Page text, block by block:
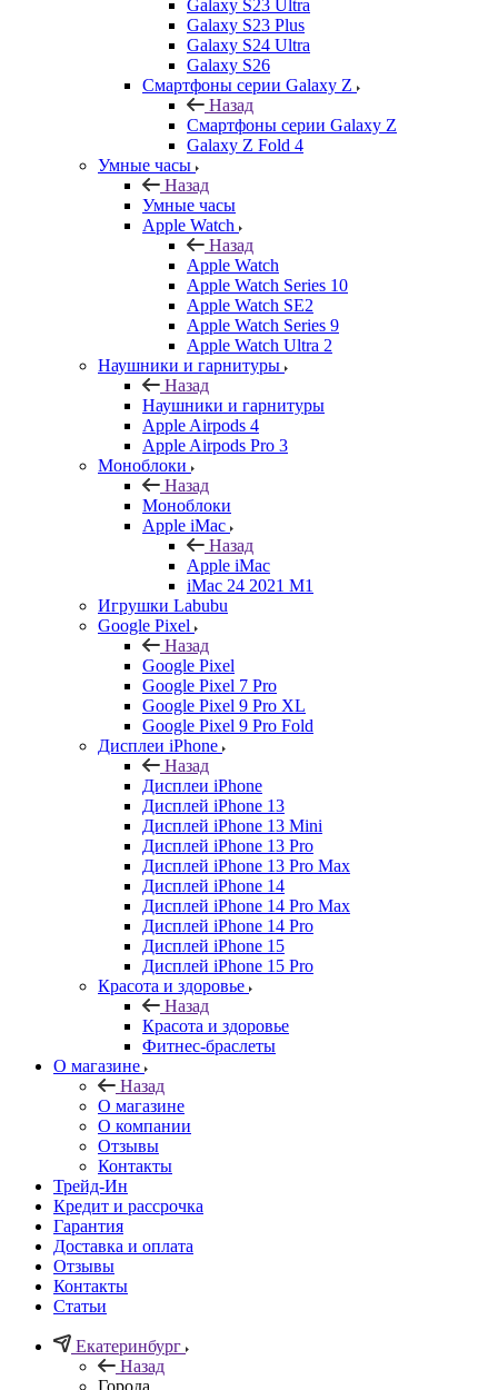
Galaxy S23 Ultra
Galaxy S23 Plus
Galaxy S24 Ultra
Galaxy S26
Смартфоны серии Galaxy Z
Назад
Смартфоны серии Galaxy Z
Galaxy Z Fold 4
Умные часы
Назад
Умные часы
Apple Watch
Назад
Apple Watch
Apple Watch Series 10
Apple Watch SE2
Apple Watch Series 9
Apple Watch Ultra 2
Наушники и гарнитуры
Назад
Наушники и гарнитуры
Apple Airpods 4
Apple Airpods Pro 3
Моноблоки
Назад
Моноблоки
Apple iMac
Назад
Apple iMac
iMac 24 2021 M1
Игрушки Labubu
Google Pixel
Назад
Google Pixel
Google Pixel 7 Pro
Google Pixel 9 Pro XL
Google Pixel 9 Pro Fold
Дисплеи iPhone
Назад
Дисплеи iPhone
Дисплей iPhone 13
Дисплей iPhone 13 Mini
Дисплей iPhone 13 Pro
Дисплей iPhone 13 Pro Max
Дисплей iPhone 14
Дисплей iPhone 14 Pro Max
Дисплей iPhone 14 Pro
Дисплей iPhone 15
Дисплей iPhone 15 Pro
Красота и здоровье
Назад
Красота и здоровье
Фитнес-браслеты
О магазине
Назад
О магазине
О компании
Отзывы
Контакты
Трейд-Ин
Кредит и рассрочка
Гарантия
Доставка и оплата
Отзывы
Контакты
Статьи
Екатеринбург
Назад
Города